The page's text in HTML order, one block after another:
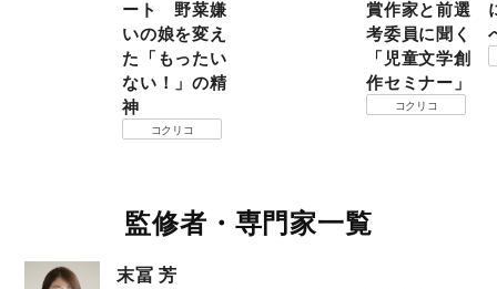
ート 野菜嫌
いの娘を変え
た「もったい
ない！」の精
神
コクリコ
賞作家と前選
考委員に聞く
「児童文学創
作セミナー」
コクリコ
監修者・専門家一覧
末冨 芳